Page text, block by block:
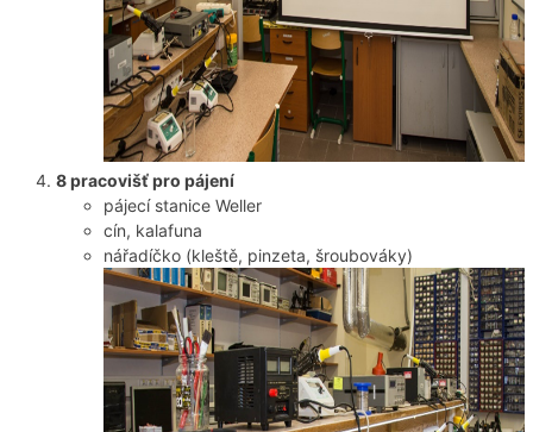
8 pracovišť pro pájení
pájecí stanice Weller
cín, kalafuna
nářadíčko (kleště, pinzeta, šroubováky)